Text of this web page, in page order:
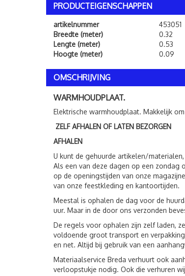
PRODUCTEIGENSCHAPPEN
artikelnummer
453051
Breedte (meter)
0.32
Lengte (meter)
0.53
Hoogte (meter)
0.09
OMSCHRIJVING
WARMHOUDPLAAT.
Elektrische warmhoudplaat. Makkelijk
ZELF AFHALEN OF LATEN BEZORGEN
AFHALEN
U kunt de gehuurde artikelen/
Als een van deze dagen op een
op de openingstijden van onze
van onze feestkleding en kantoortijden.
Meestal is ophalen de dag voor de
uur. Maar in de door ons verzonden
De regels voor ophalen zijn zelf laden,
voldoende groot transport en
en net. Altijd bij gebruik van een
Materiaalservice Breda verhuurt ook
verloopstukje nodig. Ook die verhuren